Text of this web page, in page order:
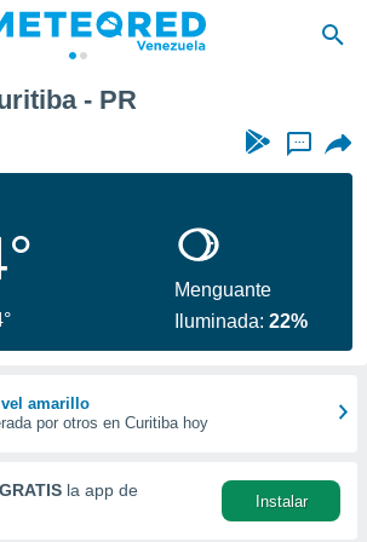
- PR
...
Menguante
Iluminada:22%
amarillo
por otros en Curitiba hoy
GRATIS la app de
Instalar